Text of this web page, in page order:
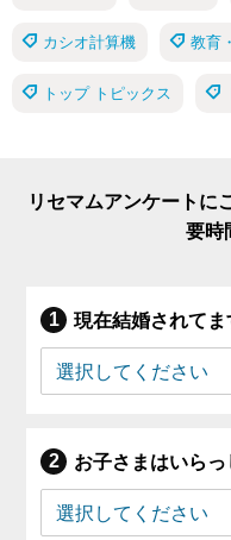
カシオ計算機 教育
トップ トピックス
リセマムアンケートに
要時
現在結婚されてま
お子さまはいらっ